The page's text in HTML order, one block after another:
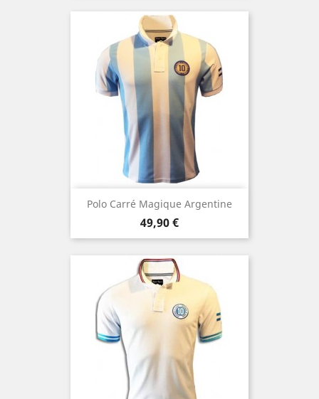
Polo Carré Magique Argentine
Prezzo
49,90 €